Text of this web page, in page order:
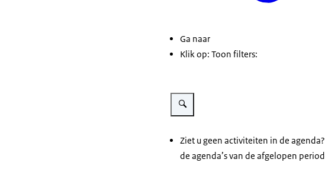
Ga naar
Klik op: Toon filters:
Vergroot afbeelding Filters agenda
Ziet u geen activiteiten in de
de agenda’s van de afgelopen